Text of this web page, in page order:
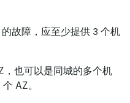
故障，应至少提供 3 个机
，也可以是同城的多个机
AZ。